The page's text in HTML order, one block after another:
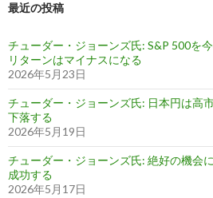
最近の投稿
チューダー・ジョーンズ氏: S&P 500を
リターンはマイナスになる
2026年5月23日
チューダー・ジョーンズ氏: 日本円は高
下落する
2026年5月19日
チューダー・ジョーンズ氏: 絶好の機会
成功する
2026年5月17日